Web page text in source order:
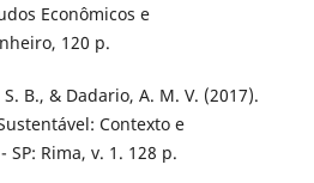
Econômicos e
120 p.
B., & Dadario, A. M. V. (2017).
Contexto e
SP: Rima, v. 1. 128 p.